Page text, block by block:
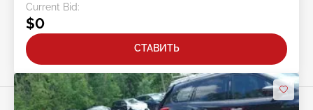
Current Bid:
$0
СТАВИТЬ